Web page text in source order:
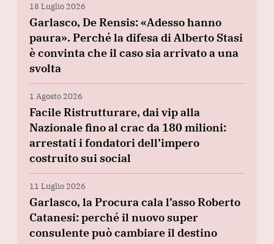
18 Luglio 2026
Garlasco, De Rensis: «Adesso hanno
paura». Perché la difesa di Alberto Stasi
è convinta che il caso sia arrivato a una
svolta
1 Agosto 2026
Facile Ristrutturare, dai vip alla
Nazionale fino al crac da 180 milioni:
arrestati i fondatori dell’impero
costruito sui social
11 Luglio 2026
Garlasco, la Procura cala l’asso Roberto
Catanesi: perché il nuovo super
consulente può cambiare il destino